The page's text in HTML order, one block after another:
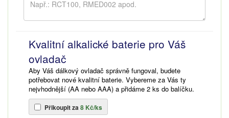
Kvalitní alkalické baterie pro Váš
ovladač
Aby Váš dálkový ovladač správně fungoval, budete
potřebovat nové kvalitní baterie. Vybereme za Vás ty
nejvhodnější (AA nebo AAA) a přidáme 2 ks do balíčku.
Přikoupit za8 Kč/ks